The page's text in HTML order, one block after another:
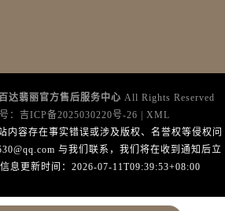
广西壮族自治区来宾市兴宾区桂中大道百达翡丽售后服务中心（需提前预约）
广西壮族自治区柳州市城中区中山中路百达翡丽售后服务中心（需提前预约）
广西壮族自治区钦州市钦南区金海湾东大街百达翡丽售后服务中心（需提前预约）
广西壮族自治区梧州市万秀区龙湖镇高旺路百达翡丽售后服务中心（需提前预约）
达翡丽官方售后服务中心 All Rights Reserved
： 吉ICP备2025030220号-26 | XML
内容存在事实错误或涉及版权、名誉权等侵权问
与我们联系，我们将在收到通知后立
息更新时间：2026-07-11T09:39:53+08:00